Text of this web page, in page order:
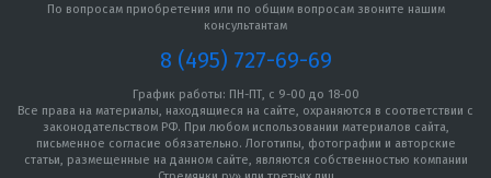
По вопросам приобретения или по общим вопросам звоните нашим
консультантам
8 (495) 727-69-69
График работы: ПН-ПТ, с 9-00 до 18-00
Все права на материалы, находящиеся на сайте, охраняются в соответствии с
законодательством РФ. При любом использовании материалов сайта,
письменное согласие обязательно. Логотипы, фотографии и авторские
статьи, размещенные на данном сайте, являются собственностью компании